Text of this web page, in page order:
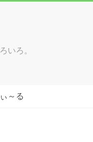
いろ。
～る